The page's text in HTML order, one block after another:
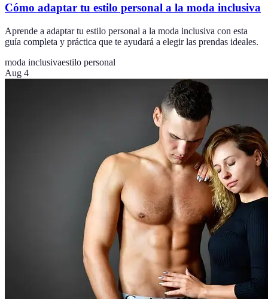
Cómo adaptar tu estilo personal a la moda inclusiva
Aprende a adaptar tu estilo personal a la moda inclusiva con esta
guía completa y práctica que te ayudará a elegir las prendas ideales.
moda inclusivaestilo personal
Aug 4